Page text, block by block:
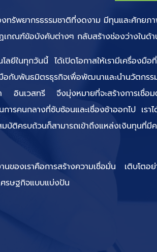
องทรัพยากรธรรมชาติที่งดงาม มีทุนและศัก
เกณฑ์ข้อบังคับต่างๆ กลับสร้างช่องว่างในด้
ในทุกวันนี้ ได้เปิดโอกาสให้เรามีเครื่องมือ
กับพันธมิตรธุรกิจเพื่อพัฒนาและนำนวัตกร
อินเวสทรี จึงมุ่งหมายที่จะสร้างการเชื่อ
การคนกลางที่ซับซ้อนและเชื่องช้าออกไป
ติครบถ้วนก็สามารถเข้าถึงแหล่งเงินทุนที่
ของเราคือการสร้างความเชื่อมั่น เติบโ
ศรษฐกิจแบบแบ่งปัน